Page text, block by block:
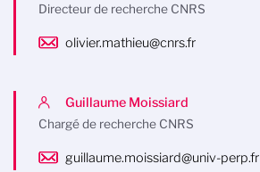
Directeur de recherche CNRS
olivier.mathieu@cnrs.fr
Guillaume Moissiard
Chargé de recherche CNRS
guillaume.moissiard@univ-perp.fr